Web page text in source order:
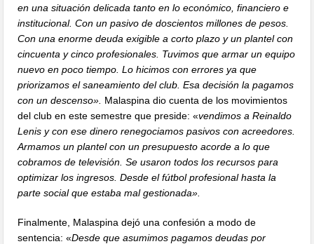
en una situación delicada tanto en lo económico, financiero e
institucional. Con un pasivo de doscientos millones de pesos.
Con una enorme deuda exigible a corto plazo y un plantel con
cincuenta y cinco profesionales. Tuvimos que armar un equipo
nuevo en poco tiempo. Lo hicimos con errores ya que
priorizamos el saneamiento del club. Esa decisión la pagamos
con un descenso». Malaspina dio cuenta de los movimientos
del club en este semestre que preside: «vendimos a Reinaldo
Lenis y con ese dinero renegociamos pasivos con acreedores.
Armamos un plantel con un presupuesto acorde a lo que
cobramos de televisión. Se usaron todos los recursos para
optimizar los ingresos. Desde el fútbol profesional hasta la
parte social que estaba mal gestionada».
Finalmente, Malaspina dejó una confesión a modo de
sentencia: «Desde que asumimos pagamos deudas por